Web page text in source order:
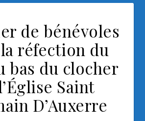
de bénévoles
réfection du
bas du clocher
Saint
D’Auxerre